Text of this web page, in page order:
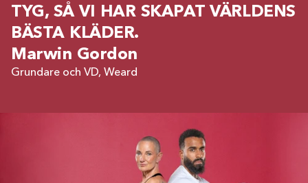
TYG, SÅ VI HAR SKAPAT VÄRLDENS
BÄSTA KLÄDER.
Marwin Gordon
Grundare och VD, Weard